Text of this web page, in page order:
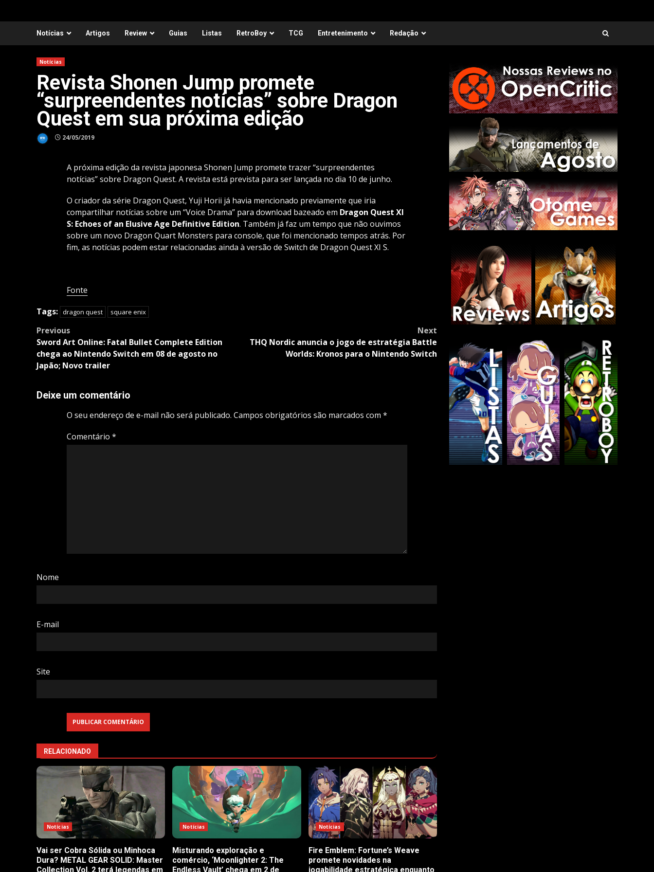
Notícias Artigos Review Guias Listas RetroBoy TCG Entretenimento Redação
Notícias
Revista Shonen Jump promete
“surpreendentes notícias” sobre Dragon
Quest em sua próxima edição
24/05/2019
A próxima edição da revista japonesa Shonen Jump promete trazer “surpreendentes
notícias” sobre Dragon Quest. A revista está prevista para ser lançada no dia 10 de junho.
O criador da série Dragon Quest, Yuji Horii já havia mencionado previamente que iria
compartilhar notícias sobre um “Voice Drama” para download bazeado em Dragon Quest XI
S: Echoes of an Elusive Age Definitive Edition. Também já faz um tempo que não ouvimos
sobre um novo Dragon Quart Monsters para console, que foi mencionado tempos atrás. Por
fim, as notícias podem estar relacionadas ainda à versão de Switch de Dragon Quest XI S.
Fonte
Tags: dragon quest square enix
Post
navigation
Previous
Sword Art Online: Fatal Bullet Complete Edition
chega ao Nintendo Switch em 08 de agosto no
Japão; Novo trailer
Next
THQ Nordic anuncia o jogo de estratégia Battle
Worlds: Kronos para o Nintendo Switch
Deixe um comentário
O seu endereço de e-mail não será publicado. Campos obrigatórios são marcados com *
Comentário *
Nome
E-mail
Site
RELACIONADO
Notícias
Vai ser Cobra Sólida ou Minhoca
Dura? METAL GEAR SOLID: Master
Collection Vol. 2 terá legendas em
Notícias
Misturando exploração e
comércio, ‘Moonlighter 2: The
Endless Vault’ chega em 2 de
Notícias
Fire Emblem: Fortune’s Weave
promete novidades na
jogabilidade estratégica enquanto